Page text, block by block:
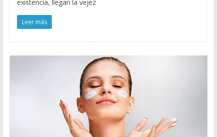
existencia, llegan la vejez
Leer más